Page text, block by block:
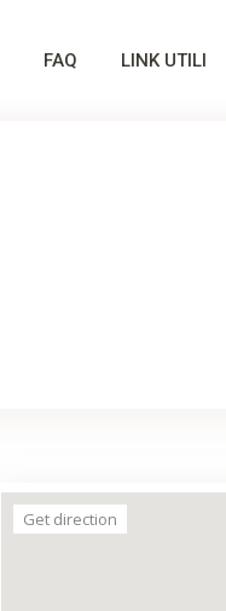
FAQ LINK UTILI
Get direction